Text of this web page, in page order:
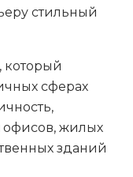
стильный
который
сферах
офисов, жилых
зданий